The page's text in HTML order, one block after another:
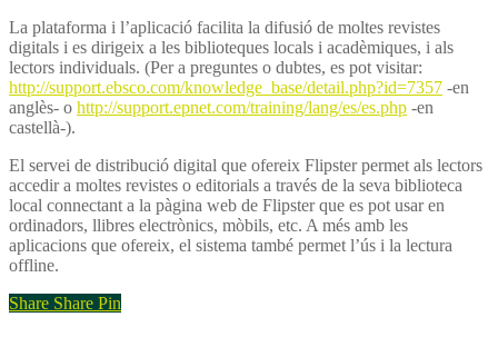
La plataforma i l’aplicació facilita la difusió de moltes revistes
digitals i es dirigeix ​​a les biblioteques locals i acadèmiques, i als
lectors individuals. (Per a preguntes o dubtes, es pot visitar:
http://support.ebsco.com/knowledge_base/detail.php?id=7357 -en
anglès- o http://support.epnet.com/training/lang/es/es.php -en
castellà-).
El servei de distribució digital que ofereix Flipster permet als lectors
accedir a moltes revistes o editorials a través de la seva biblioteca
local connectant a la pàgina web de Flipster que es pot usar en
ordinadors, llibres electrònics, mòbils, etc. A més amb les
aplicacions que ofereix, el sistema també permet l’ús i la lectura
offline.
Share Share Pin